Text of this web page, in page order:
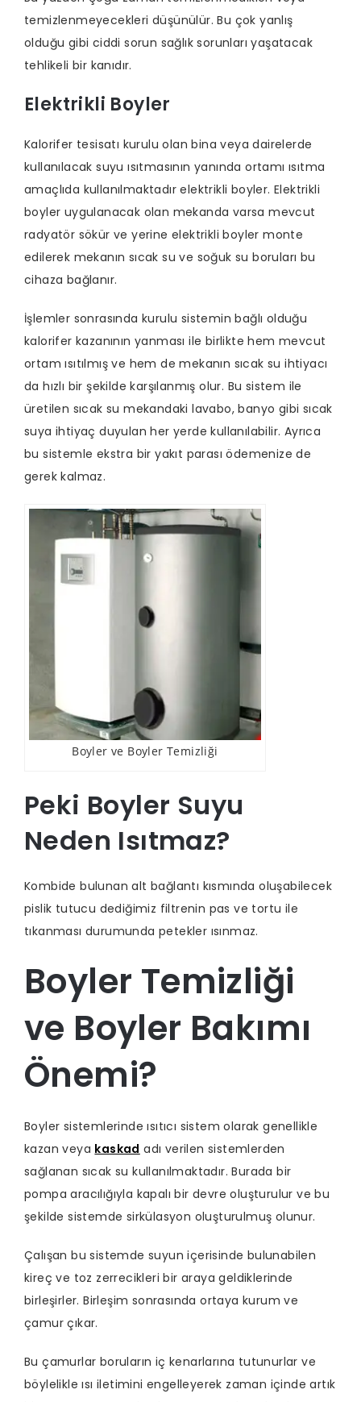
temizlenmeyecekleri düşünülür. Bu çok yanlış
olduğu gibi ciddi sorun sağlık sorunları yaşatacak
tehlikeli bir kanıdır.
Elektrikli Boyler
Kalorifer tesisatı kurulu olan bina veya dairelerde
kullanılacak suyu ısıtmasının yanında ortamı ısıtma
amaçlıda kullanılmaktadır elektrikli boyler. Elektrikli
boyler uygulanacak olan mekanda varsa mevcut
radyatör sökür ve yerine elektrikli boyler monte
edilerek mekanın sıcak su ve soğuk su boruları bu
cihaza bağlanır.
İşlemler sonrasında kurulu sistemin bağlı olduğu
kalorifer kazanının yanması ile birlikte hem mevcut
ortam ısıtılmış ve hem de mekanın sıcak su ihtiyacı
da hızlı bir şekilde karşılanmış olur. Bu sistem ile
üretilen sıcak su mekandaki lavabo, banyo gibi sıcak
suya ihtiyaç duyulan her yerde kullanılabilir. Ayrıca
bu sistemle ekstra bir yakıt parası ödemenize de
gerek kalmaz.
Boyler ve Boyler Temizliği
Peki Boyler Suyu
Neden Isıtmaz?
Kombide bulunan alt bağlantı kısmında oluşabilecek
pislik tutucu dediğimiz filtrenin pas ve tortu ile
tıkanması durumunda petekler ısınmaz.
Boyler Temizliği
ve Boyler Bakımı
Önemi?
Boyler sistemlerinde ısıtıcı sistem olarak genellikle
kazan veya kaskad adı verilen sistemlerden
sağlanan sıcak su kullanılmaktadır. Burada bir
pompa aracılığıyla kapalı bir devre oluşturulur ve bu
şekilde sistemde sirkülasyon oluşturulmuş olunur.
Çalışan bu sistemde suyun içerisinde bulunabilen
kireç ve toz zerrecikleri bir araya geldiklerinde
birleşirler. Birleşim sonrasında ortaya kurum ve
çamur çıkar.
Bu çamurlar boruların iç kenarlarına tutunurlar ve
böylelikle ısı iletimini engelleyerek zaman içinde artık